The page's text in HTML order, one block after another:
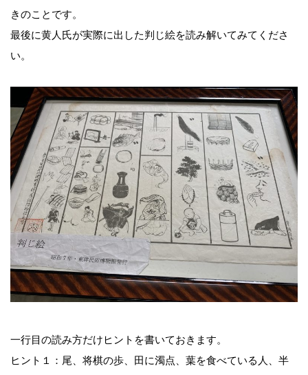
きのことです。
最後に黄人氏が実際に出した判じ絵を読み解いてみてくださ
い。
一行目の読み方だけヒントを書いておきます。
ヒント１：尾、将棋の歩、田に濁点、葉を食べている人、半